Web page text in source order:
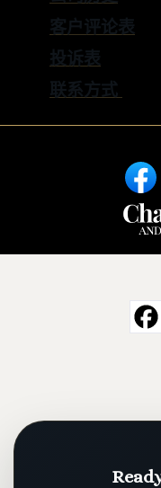
客户评论表
投诉表
联系方式